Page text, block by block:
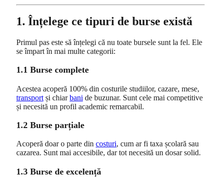
1. Înțelege ce tipuri de burse există
Primul pas este să înțelegi că nu toate bursele sunt la fel. Ele
se împart în mai multe categorii:
1.1 Burse complete
Acestea acoperă 100% din costurile studiilor, cazare, mese,
transport și chiarbani de buzunar. Sunt cele mai competitive
și necesită un profil academic remarcabil.
1.2 Burse parțiale
Acoperă doar o parte din costuri, cum ar fi taxa școlară sau
cazarea. Sunt mai accesibile, dar tot necesită un dosar solid.
1.3 Burse de excelență